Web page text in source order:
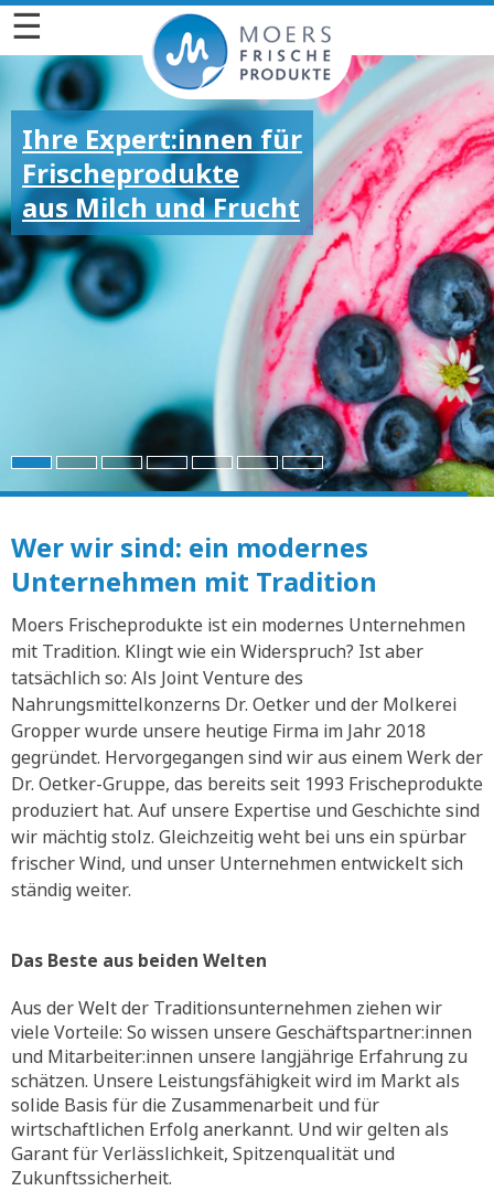
☰
Ihre Expert:innen für
Frischeprodukte
aus Milch und Frucht
Wer wir sind: ein modernes
Unternehmen mit Tradition
Moers Frischeprodukte ist ein modernes Unternehmen
mit Tradition. Klingt wie ein Widerspruch? Ist aber
tatsächlich so: Als Joint Venture des
Nahrungsmittelkonzerns Dr. Oetker und der Molkerei
Gropper wurde unsere heutige Firma im Jahr 2018
gegründet. Hervorgegangen sind wir aus einem Werk der
Dr. Oetker-Gruppe, das bereits seit 1993 Frischeprodukte
produziert hat. Auf unsere Expertise und Geschichte sind
wir mächtig stolz. Gleichzeitig weht bei uns ein spürbar
frischer Wind, und unser Unternehmen entwickelt sich
ständig weiter.
Das Beste aus beiden Welten
Aus der Welt der Traditionsunternehmen ziehen wir
viele Vorteile: So wissen unsere Geschäftspartner:innen
und Mitarbeiter:innen unsere langjährige Erfahrung zu
schätzen. Unsere Leistungsfähigkeit wird im Markt als
solide Basis für die Zusammenarbeit und für
wirtschaftlichen Erfolg anerkannt. Und wir gelten als
Garant für Verlässlichkeit, Spitzenqualität und
Zukunftssicherheit.